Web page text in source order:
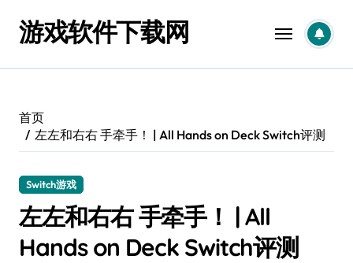
游戏软件下载网
首页
左左和右右 手牵手！ | All Hands on Deck Switch评测
Switch游戏
左左和右右 手牵手！ | All
Hands on Deck Switch评测